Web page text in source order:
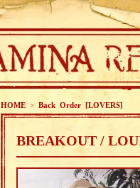
HOME > Back Order [LOVERS]
BREAKOUT /